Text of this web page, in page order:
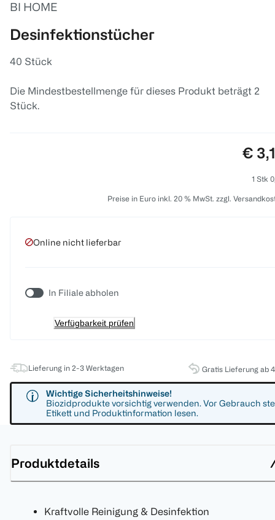
BI HOME
Desinfektionstücher
40 Stück
Die Mindestbestellmenge für dieses Produkt beträgt 2
Stück.
€
1 Stk
Preise in Euro inkl. 20 % MwSt. zzgl.
Online nicht lieferbar
In Filiale abholen
Verfügbarkeit prüfen
Lieferung in 2-3 Werktagen Gratis Lieferung ab
Wichtige Sicherheitshinweise!
Biozidprodukte vorsichtig verwenden. Vor Gebrauch
Etikett und Produktinformation lesen.
Produktdetails
Kraftvolle Reinigung & Desinfektion